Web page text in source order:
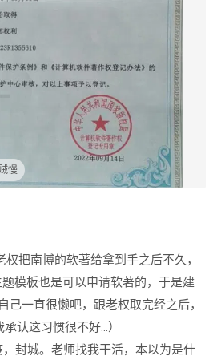
慢
把南博的软著给拿到手之后不久，
模板也是可以申请软著的，于是建
己一直很懒吧，跟老权取完经之后，
认这习惯很不好...）
封城。老师找我干活，本以为是什